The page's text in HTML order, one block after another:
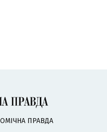
ПРАВДА